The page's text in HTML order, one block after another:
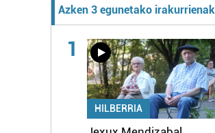
Azken 3 egunetako irakurrienak
1
HILBERRIA